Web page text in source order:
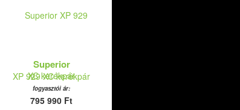
Superior
XP 929 XC kerékpár
fogyasztói ár:
795 990 Ft